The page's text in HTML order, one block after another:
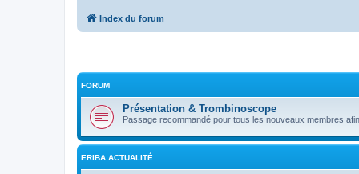
Index du forum
FORUM
Présentation & Trombinoscope
Passage recommandé pour tous les nouveaux membres
ERIBA ACTUALITÉ